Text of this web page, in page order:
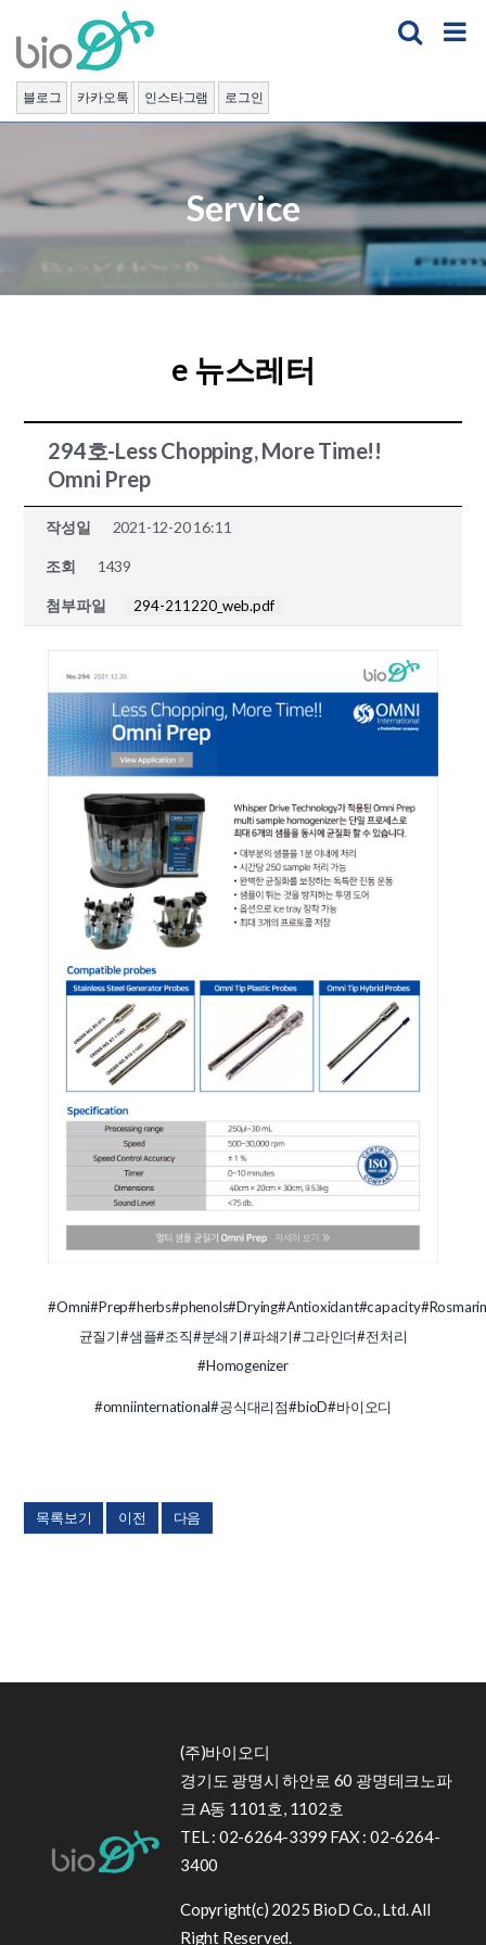
content
블로그 카카오톡 인스타그램 로그인
Service
e 뉴스레터
294호-Less Chopping, More Time!!
Omni Prep
작성일 2021-12-20 16:11
조회 1439
첨부파일 294-211220_web.pdf
#Omni#Prep#herbs#phenols#Drying#Antioxidant#capacity
균질기#샘플#조직#분쇄기#파쇄기#그라인더#전처리
#Homogenizer
#omniinternational#공식대리점#bioD#바이오디
목록보기 이전 다음
(주)바이오디
경기도 광명시 하안로 60 광명테크노파
크 A동 1101호, 1102호
TEL : 02-6264-3399 FAX : 02-6264-
3400
Copyright(c) 2025 BioD Co., Ltd. All
Right Reserved.